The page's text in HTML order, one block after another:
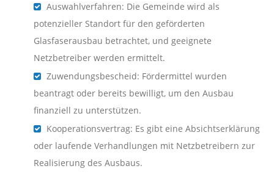
Auswahlverfahren: Die Gemeinde wird als
potenzieller Standort für den geförderten
Glasfaserausbau betrachtet, und geeignete
Netzbetreiber werden ermittelt.
Zuwendungsbescheid: Fördermittel wurden
beantragt oder bereits bewilligt, um den Ausbau
finanziell zu unterstützen.
Kooperationsvertrag: Es gibt eine Absichtserklärung
oder laufende Verhandlungen mit Netzbetreibern zur
Realisierung des Ausbaus.